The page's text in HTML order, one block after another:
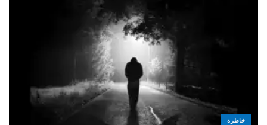
خاطرة